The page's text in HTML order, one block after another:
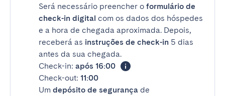
Será necessário preencher o formulário de
check-in digital com os dados dos hóspedes
e a hora de chegada aproximada. Depois,
receberá as instruções de check-in 5 dias
antes da sua chegada.
Check-in: após 16:00
Check-out: 11:00
Um depósito de segurança de